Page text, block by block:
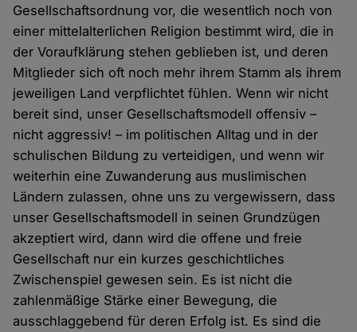
Gesellschaftsordnung vor, die wesentlich noch von
einer mittelalterlichen Religion bestimmt wird, die in
der Voraufklärung stehen geblieben ist, und deren
Mitglieder sich oft noch mehr ihrem Stamm als ihrem
jeweiligen Land verpflichtet fühlen. Wenn wir nicht
bereit sind, unser Gesellschaftsmodell offensiv –
nicht aggressiv! – im politischen Alltag und in der
schulischen Bildung zu verteidigen, und wenn wir
weiterhin eine Zuwanderung aus muslimischen
Ländern zulassen, ohne uns zu vergewissern, dass
unser Gesellschaftsmodell in seinen Grundzügen
akzeptiert wird, dann wird die offene und freie
Gesellschaft nur ein kurzes geschichtliches
Zwischenspiel gewesen sein. Es ist nicht die
zahlenmäßige Stärke einer Bewegung, die
ausschlaggebend für deren Erfolg ist. Es sind die